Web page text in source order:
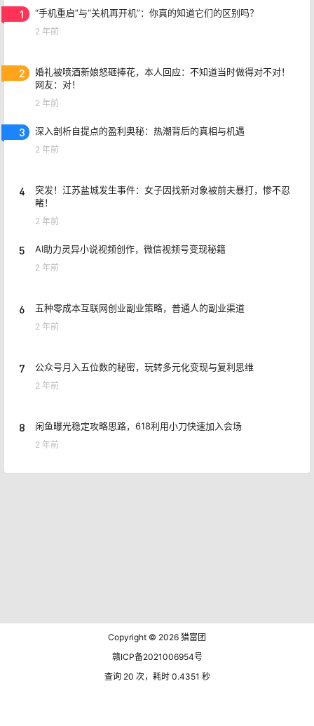
1 “手机重启”与“关机再开机”：你真的知道它们的区别吗？
2 年前
2
婚礼被喷酒新娘怒砸捧花，本人回应：不知道当时做得对不对！
网友：对！
2 年前
3 深入剖析自提点的盈利奥秘：热潮背后的真相与机遇
2 年前
4
突发！江苏盐城发生事件：女子因找新对象被前夫暴打，惨不忍
睹！
2 年前
5 AI助力灵异小说视频创作，微信视频号变现秘籍
2 年前
6 五种零成本互联网创业副业策略，普通人的副业渠道
2 年前
7 公众号月入五位数的秘密，玩转多元化变现与复利思维
2 年前
8 闲鱼曝光稳定攻略思路，618利用小刀快速加入会场
2 年前
Copyright © 2026 猎富团
赣ICP备2021006954号
查询 20 次，耗时 0.4351 秒